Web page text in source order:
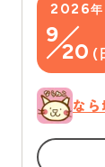
2026年
9
20 (
な